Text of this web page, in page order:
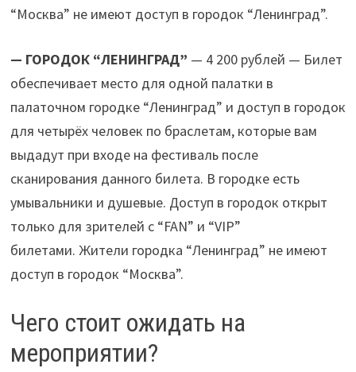
“Москва” не имеют доступ в городок “Ленинград”.
— ГОРОДОК “ЛЕНИНГРАД” — 4 200 рублей — Билет
обеспечивает место для одной палатки в
палаточном городке “Ленинград” и доступ в городок
для четырёх человек по браслетам, которые вам
выдадут при входе на фестиваль после
сканирования данного билета. В городке есть
умывальники и душевые. Доступ в городок открыт
только для зрителей с “FAN” и “VIP”
билетами. Жители городка “Ленинград” не имеют
доступ в городок “Москва”.
Чего стоит ожидать на
мероприятии?